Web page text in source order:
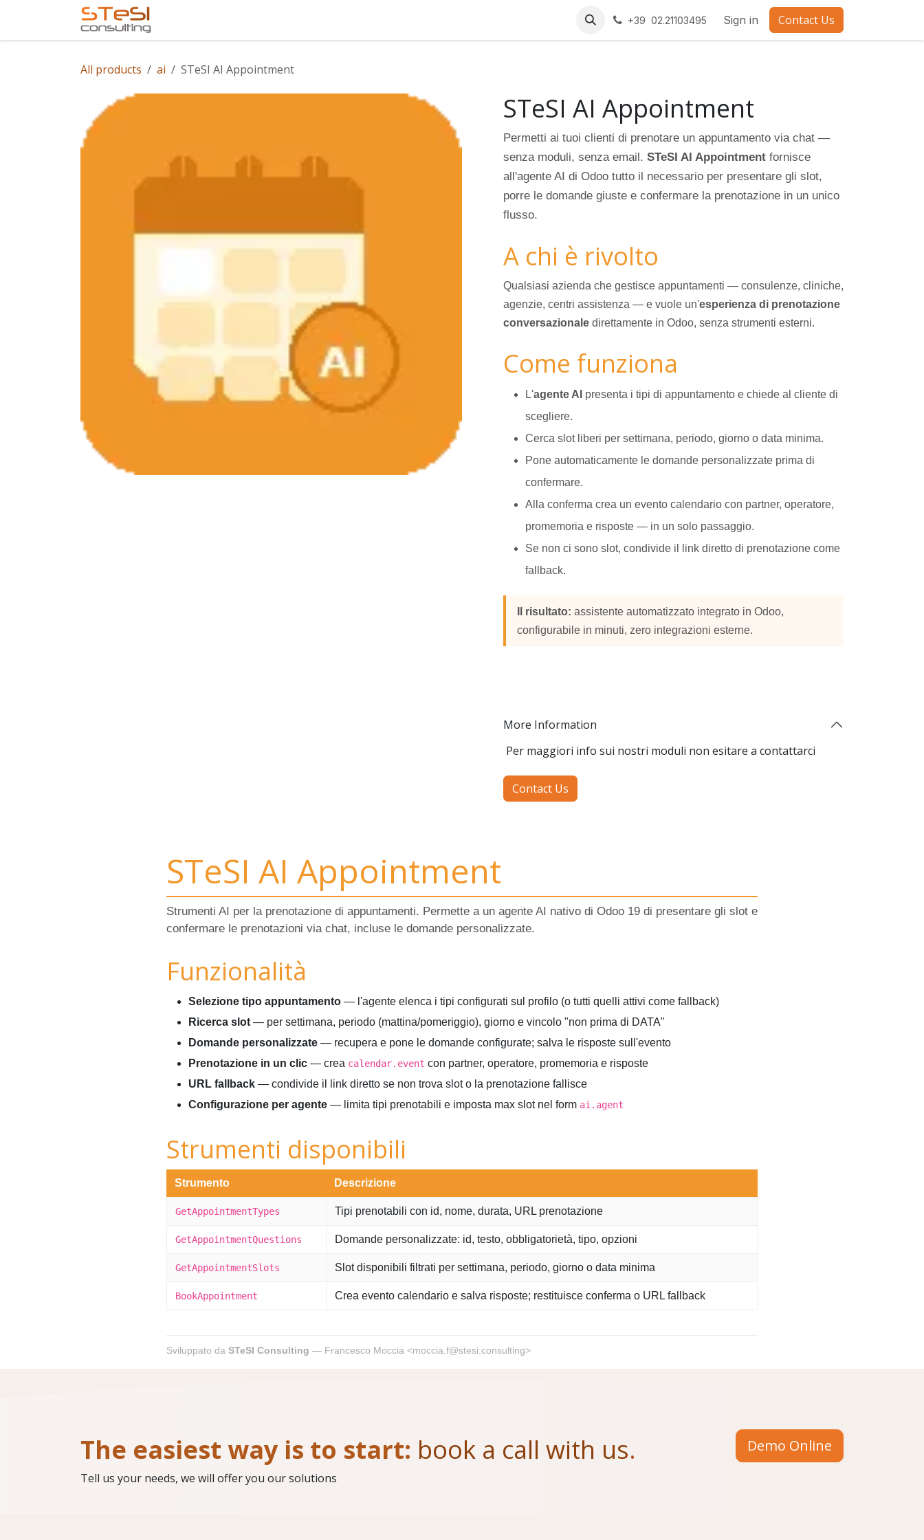
Jobs +39 02.21103495 Sign in Contact Us
All products ai STeSI AI Appointment
STeSI AI Appointment
Permetti ai tuoi clienti di prenotare un appuntamento via chat —
senza moduli, senza email. STeSI AI Appointment fornisce
all'agente AI di Odoo tutto il necessario per presentare gli slot,
porre le domande giuste e confermare la prenotazione in un unico
flusso.
A chi è rivolto
Qualsiasi azienda che gestisce appuntamenti — consulenze, cliniche,
agenzie, centri assistenza — e vuole un'esperienza di prenotazione
conversazionale direttamente in Odoo, senza strumenti esterni.
Come funziona
L'agente AI presenta i tipi di appuntamento e chiede al cliente di
scegliere.
Cerca slot liberi per settimana, periodo, giorno o data minima.
Pone automaticamente le domande personalizzate prima di
confermare.
Alla conferma crea un evento calendario con partner, operatore,
promemoria e risposte — in un solo passaggio.
Se non ci sono slot, condivide il link diretto di prenotazione come
fallback.
Il risultato: assistente automatizzato integrato in Odoo,
configurabile in minuti, zero integrazioni esterne.
More Information
Per maggiori info sui nostri moduli non esitare a contattarci
Contact Us
STeSI AI Appointment
Strumenti AI per la prenotazione di appuntamenti. Permette a un agente AI nativo di Odoo 19 di presentare gli slot e
confermare le prenotazioni via chat, incluse le domande personalizzate.
Funzionalità
Selezione tipo appuntamento — l'agente elenca i tipi configurati sul profilo (o tutti quelli attivi come fallback)
Ricerca slot — per settimana, periodo (mattina/pomeriggio), giorno e vincolo "non prima di DATA"
Domande personalizzate — recupera e pone le domande configurate; salva le risposte sull'evento
Prenotazione in un clic — crea calendar.event con partner, operatore, promemoria e risposte
URL fallback — condivide il link diretto se non trova slot o la prenotazione fallisce
Configurazione per agente — limita tipi prenotabili e imposta max slot nel form ai.agent
Strumenti disponibili
Strumento Descrizione
GetAppointmentTypes Tipi prenotabili con id, nome, durata, URL prenotazione
GetAppointmentQuestions Domande personalizzate: id, testo, obbligatorietà, tipo, opzioni
GetAppointmentSlots Slot disponibili filtrati per settimana, periodo, giorno o data minima
BookAppointment Crea evento calendario e salva risposte; restituisce conferma o URL fallback
Sviluppato da STeSI Consulting — Francesco Moccia <moccia.f@stesi.consulting>
The easiest way is to start: book a call with us.
Tell us your needs, we will offer you our solutions
Demo Online